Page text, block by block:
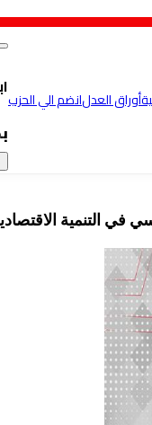
أوراق العدلانضم الي الحزب
التنمية